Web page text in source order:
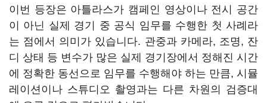
이번 등장은 아틀라스가 캠페인 영상이나 전시 공간
이 아닌 실제 경기 중 공식 임무를 수행한 첫 사례라
는 점에서 의미가 있습니다. 관중과 카메라, 조명, 잔
디 상태 등 변수가 많은 실제 경기장에서 정해진 시간
에 정확한 동선으로 임무를 수행해야 하는 만큼, 시뮬
레이션이나 스튜디오 촬영과는 다른 차원의 검증대